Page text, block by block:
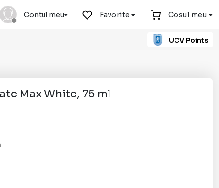
Contul meu Favorite Cosul meu
UCV Points
Max White, 75 ml